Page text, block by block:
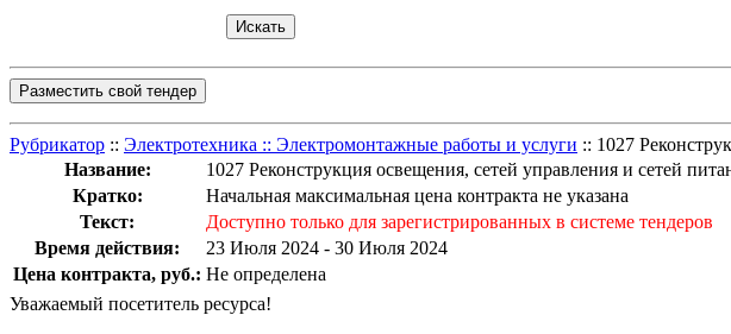
Разместить свой тендер
Рубрикатор :: Электротехника :: Электромонтажные работы и услуги :: 1027
Название:
1027 Реконструкция освещения, сетей управления и сетей
Кратко:
Начальная максимальная цена контракта не указана
Текст:
Доступно только для зарегистрированных в системе тендеров
Время действия:
23 Июля 2024 - 30 Июля 2024
Цена контракта, руб.: Не определена
Уважаемый посетитель ресурса!